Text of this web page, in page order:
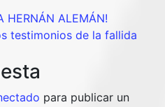
HERNÁN ALEMÁN!
testimonios de la fallida
para publicar un